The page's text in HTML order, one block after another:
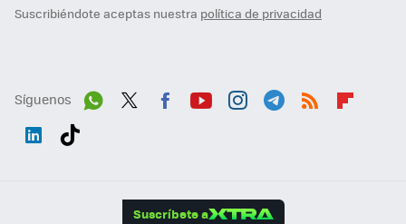
Suscribiéndote aceptas nuestra política de privacidad
Síguenos
Suscríbete a